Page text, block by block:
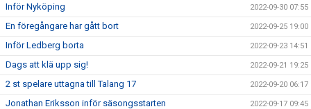
Inför Nyköping 2022-09-30 07:55
En föregångare har gått bort 2022-09-25 19:00
Inför Ledberg borta 2022-09-23 14:51
Dags att klä upp sig! 2022-09-21 19:25
2 st spelare uttagna till Talang 17 2022-09-20 06:17
Jonathan Eriksson inför säsongsstarten 2022-09-17 09:45